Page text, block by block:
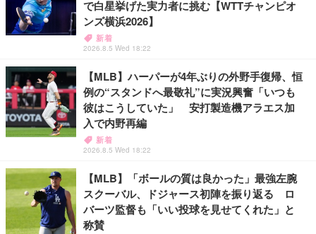
で白星挙げた実力者に挑む【WTTチャンピオ
ンズ横浜2026】
新着
2026.8.5 Wed 18:22
【MLB】ハーパーが4年ぶりの外野手復帰、恒
例の“スタンドへ最敬礼”に実況興奮「いつも
彼はこうしていた」 安打製造機アラエス加
入で内野再編
新着
2026.8.5 Wed 18:22
【MLB】「ボールの質は良かった」最強左腕
スクーバル、ドジャース初陣を振り返る ロ
バーツ監督も「いい投球を見せてくれた」と
称賛